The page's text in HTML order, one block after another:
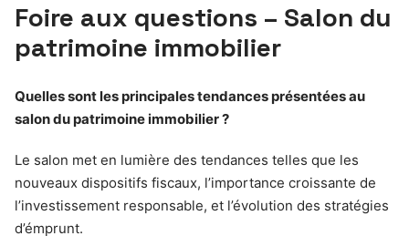
Foire aux questions – Salon du
patrimoine immobilier
Quelles sont les principales tendances présentées au
salon du patrimoine immobilier ?
Le salon met en lumière des tendances telles que les
nouveaux dispositifs fiscaux, l’importance croissante de
l’investissement responsable, et l’évolution des stratégies
d’émprunt.